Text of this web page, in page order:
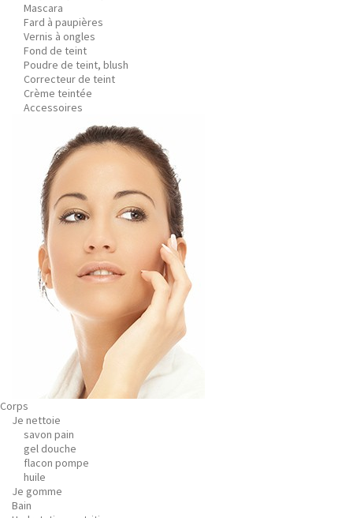
Mascara
Fard à paupières
Vernis à ongles
Fond de teint
Poudre de teint, blush
Correcteur de teint
Crème teintée
Accessoires
Corps
Je nettoie
savon pain
gel douche
flacon pompe
huile
Je gomme
Bain